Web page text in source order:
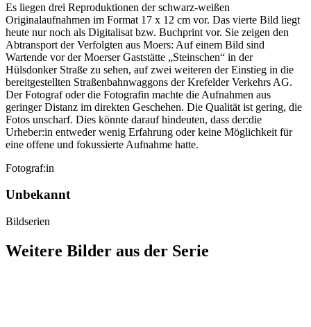
Es liegen drei Reproduktionen der schwarz-weißen
Originalaufnahmen im Format 17 x 12 cm vor. Das vierte Bild liegt
heute nur noch als Digitalisat bzw. Buchprint vor. Sie zeigen den
Abtransport der Verfolgten aus Moers: Auf einem Bild sind
Wartende vor der Moerser Gaststätte „Steinschen“ in der
Hülsdonker Straße zu sehen, auf zwei weiteren der Einstieg in die
bereitgestellten Straßenbahnwaggons der Krefelder Verkehrs AG.
Der Fotograf oder die Fotografin machte die Aufnahmen aus
geringer Distanz im direkten Geschehen. Die Qualität ist gering, die
Fotos unscharf. Dies könnte darauf hindeuten, dass der:die
Urheber:in entweder wenig Erfahrung oder keine Möglichkeit für
eine offene und fokussierte Aufnahme hatte.
Fotograf:in
Unbekannt
Bildserien
Weitere Bilder aus der Serie